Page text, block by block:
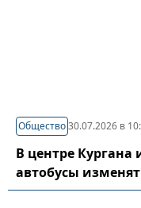
Общество30.07.2026 в
В центре
автобусы